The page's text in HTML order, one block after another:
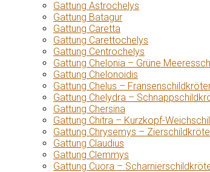
Gattung Astrochelys
Gattung Batagur
Gattung Caretta
Gattung Carettochelys
Gattung Centrochelys
Gattung Chelonia – Grüne
Gattung Chelonoidis
Gattung Chelus –
Gattung Chelydra –
Gattung Chersina
Gattung Chitra – Kurzkopf-
Gattung Chrysemys –
Gattung Claudius
Gattung Clemmys
Gattung Cuora –